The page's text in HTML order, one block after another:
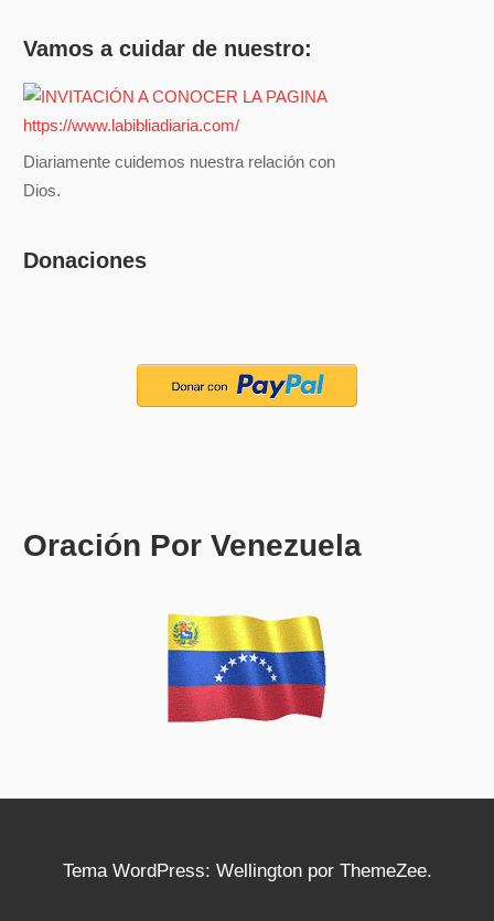
Vamos a cuidar de nuestro:
Diariamente cuidemos nuestra relación con
Dios.
Donaciones
Oración Por Venezuela
Tema WordPress: Wellington por ThemeZee.